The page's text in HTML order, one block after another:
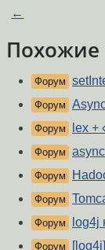
←
Форум
Форум
Форум lex +
Форум
Форум
Форум
Форум log4j
Форум